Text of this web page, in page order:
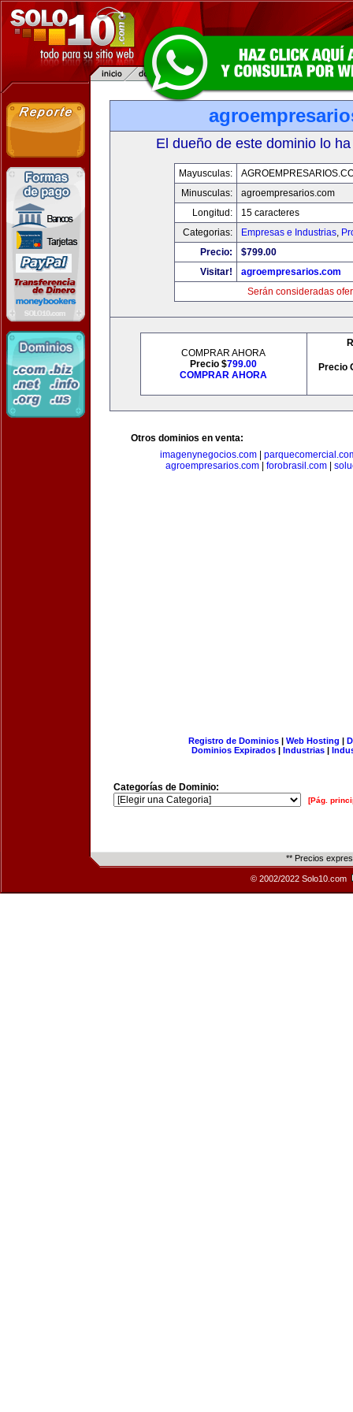
El dueño de este dominio lo
Mayusculas:
Minusculas:
agroempresarios.com
Longitud:
15 caracteres
Categorias:
Empresas e Industrias,
Precio:
$799.00
Visitar!
agroempresarios.com
Serán consideradas
COMPRAR AHORA
Precio $799.00
COMPRAR AHORA
Precio
Otros dominios en venta:
imagenynegocios.com
agroempresarios.com| forobrasil.com|
Registro de Dominios| Web Hosting |
Dominios Expirados | Industrias |
Categorías de Dominio:
[Pág.
** Precios
© 2002/2022 Solo10.com